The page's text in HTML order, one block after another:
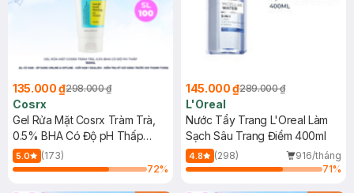
135.000 ₫298.000 ₫
Cosrx
Gel Rửa Mặt Cosrx Tràm Trà,
0.5% BHA Có Độ pH Thấp
150ml
5.0
(173)
72%
145.000 ₫289.000 ₫
L'Oreal
Nước Tẩy Trang L'Oreal Làm
Sạch Sâu Trang Điểm 400ml
4.8 (298)
916/tháng
71%